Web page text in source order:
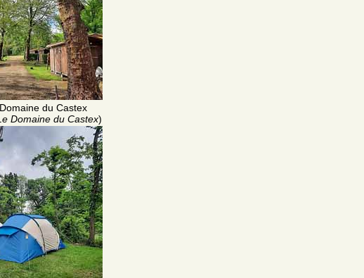
du Castex
Domaine du Castex)